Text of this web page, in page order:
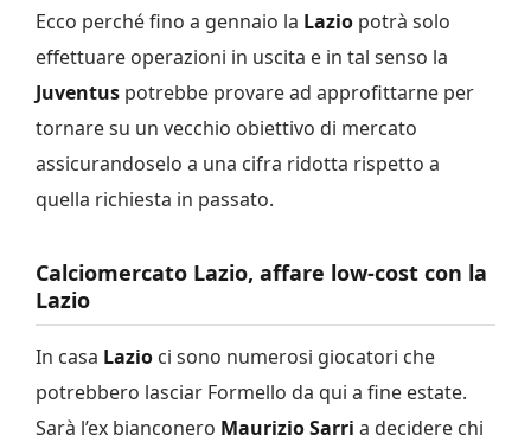
Ecco perché fino a gennaio la Lazio potrà solo
effettuare operazioni in uscita e in tal senso la
Juventus potrebbe provare ad approfittarne per
tornare su un vecchio obiettivo di mercato
assicurandoselo a una cifra ridotta rispetto a
quella richiesta in passato.
Calciomercato Lazio, affare low-cost con la
Lazio
In casa Lazio ci sono numerosi giocatori che
potrebbero lasciar Formello da qui a fine estate.
Sarà l’ex bianconero Maurizio Sarri a decidere chi